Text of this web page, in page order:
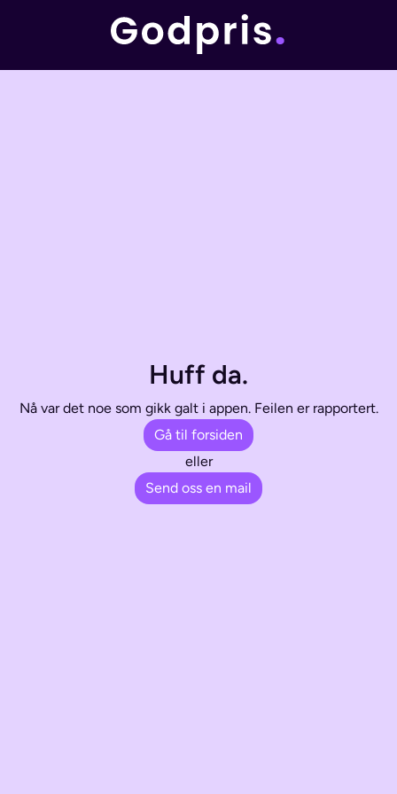
Huff da.
Nå var det noe som gikk galt i appen. Feilen er rapportert.
Gå til forsiden
eller
Send oss en mail